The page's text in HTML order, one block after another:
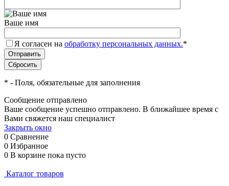
Ваше имя
Я согласен на обработку персональных данных.*
* - Поля, обязательные для заполнения
Сообщение отправлено
Ваше сообщение успешно отправлено. В ближайшее время с
Вами свяжется наш специалист
Закрыть окно
0 Сравнение
0 Избранное
0 В корзине пока пусто
Каталог товаров